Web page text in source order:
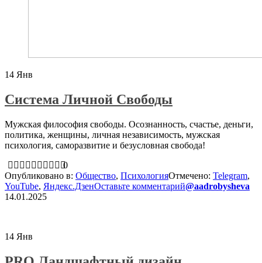
14 Янв
Система Личной Свободы
Мужская философия свободы. Осознанность, счастье, деньги,
политика, женщины, личная независимость, мужская
психология, саморазвитие и безусловная свобода!
0
Опубликовано в: Общество, ПсихологияОтмечено: Telegram,
YouTube, Яндекс.ДзенОставьте комментарий@aadrobysheva
14.01.2025
14 Янв